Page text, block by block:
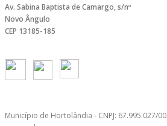
Av. Sabina Baptista de Camargo, s/nº
Novo Ângulo
CEP 13185-185
Município de Hortolândia - CNPJ: 67.995.027/